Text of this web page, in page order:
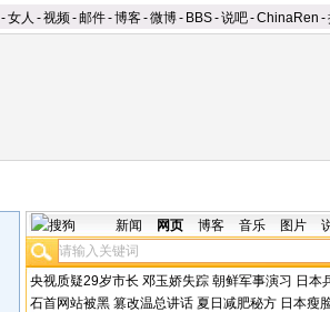
-女人 -视频-邮件-博客-微博- BBS-说吧-ChinaRen -
新闻 网页 博客 音乐 图片
央视质疑29岁市长 邓玉娇失踪 朝鲜军事演习 日本
石首网站被黑 篡改温总讲话 夏日减肥秘方 日本瘦